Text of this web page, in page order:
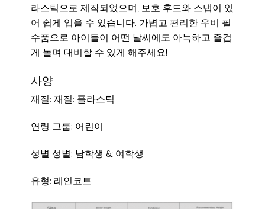
라스틱으로 제작되었으며, 보호 후드와 스냅이 있
어 쉽게 입을 수 있습니다. 가볍고 편리한 우비 필
수품으로 아이들이 어떤 날씨에도 아늑하고 즐겁
게 놀며 대비할 수 있게 해주세요!
사양
재질: 재질: 플라스틱
연령 그룹: 어린이
성별 성별: 남학생 & 여학생
유형: 레인코트